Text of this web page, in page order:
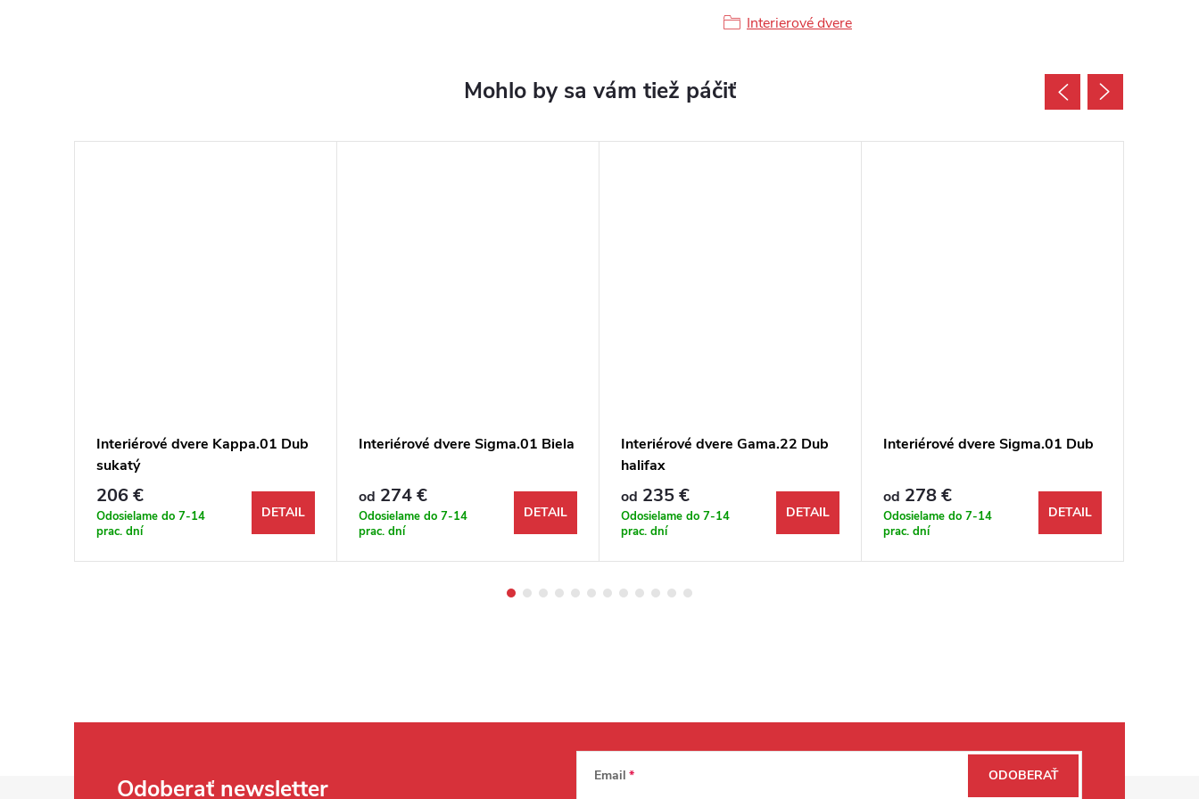
Interierové dvere
Interiérové dvere Kappa.01 Dub
sukatý
206 €
Odosielame do 7-14
prac. dní
DETAIL
Interiérové dvere Sigma.01 Biela
od 274 €
Odosielame do 7-14
prac. dní
DETAIL
Interiérové dvere Gama.22 Dub
halifax
od 235 €
Odosielame do 7-14
prac. dní
DETAIL
Interiérové dvere Sigma.01 Dub
od 278 €
Odosielame do 7-14
prac. dní
DETAIL
Odoberať newsletter Email ODOBERAŤ